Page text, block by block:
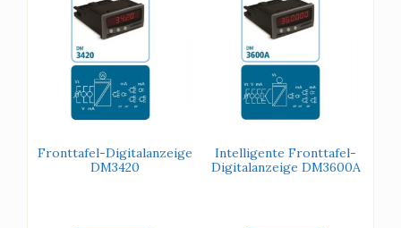
Fronttafel-Digitalanzeige
DM3420
Intelligente Fronttafel-
Digitalanzeige DM3600A